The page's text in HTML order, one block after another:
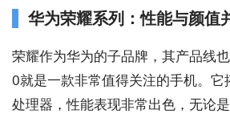
华为荣耀系列：性能与颜值
荣耀作为华为的子品牌，其产品线
0就是一款非常值得关注的手机。
处理器，性能表现非常出色，无论